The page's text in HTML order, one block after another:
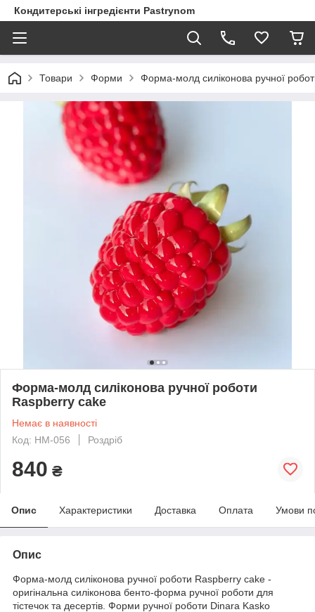
Кондитерські інгредієнти Pastrynom
Товари Форми Форма-молд силіконова ручної
Форма-молд силіконова ручної роботи
Raspberry cake
Немає в наявності
Код: HM-056
Роздріб
840 ₴
Опис Характеристики Доставка Оплата Умови
Опис
Форма-молд силіконова ручної роботи Raspberry cake -
оригінальна силіконова бенто-форма ручної роботи для
тістечок та десертів. Форми ручної роботи Dinara Kasko